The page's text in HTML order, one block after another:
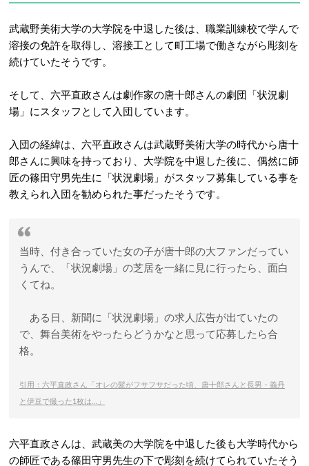
武蔵野美術大学の大学院を中退した後は、職業訓練校で学んで
溶接の免許を取得し、溶接工として町工場で働きながら彫刻を
続けていたそうです。
そして、六平直政さんは劇作家の唐十郎さんの劇団「状況劇
場」にスタッフとして入団しています。
入団の経緯は、六平直政さんは武蔵野美術大学の時代から唐十
郎さんに興味を持っており、大学院を中退した後に、偶然に師
匠の篠田守男先生に「状況劇場」がスタッフ募集している事を
教えられ入団を勧められた事だったそうです。
当時、付き合っていた女の子が唐十郎の大ファンだってい
うんで、「状況劇場」の芝居を一緒に見に行ったら、面白
くてね。
ある日、新聞に「状況劇場」の求人広告が出ていたの
で、舞台美術をやったらどうかなと思って応募したら合
格。
引用：六平直政さん「オレの髪がフサフサだった頃、唐十郎さんと長男・義丹
と伊豆で撮った1枚は…」
六平直政さんは、武蔵美の大学院を中退した後も大学時代から
の師匠である篠田守男先生の下で彫刻を続けてられていたそう